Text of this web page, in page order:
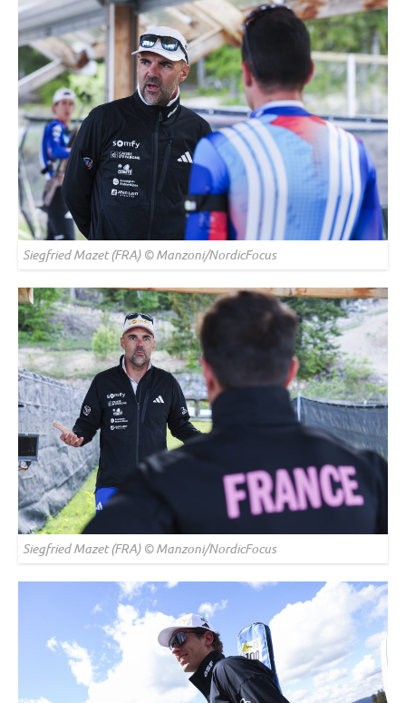
Siegfried Mazet (FRA) © Manzoni/NordicFocus
Siegfried Mazet (FRA) © Manzoni/NordicFocus